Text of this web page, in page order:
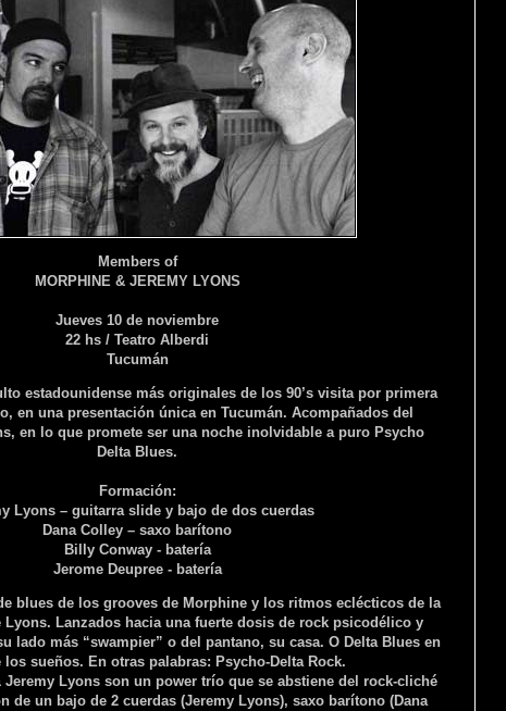
Members of
MORPHINE & JEREMY LYONS
Jueves 10 de noviembre
22 hs / Teatro Alberdi
Tucumán
estadounidense más originales de los 90’s visita por primera
en una presentación única en Tucumán. Acompañados del
en lo que promete ser una noche inolvidable a puro Psycho
Delta Blues.
Formación:
Lyons – guitarra slide y bajo de dos cuerdas
Dana Colley – saxo barítono
Billy Conway - batería
Jerome Deupree - batería
blues de los grooves de Morphine y los ritmos eclécticos de la
Lyons. Lanzados hacia una fuerte dosis de rock psicodélico y
lado más “swampier” o del pantano, su casa. O Delta Blues en
los sueños. En otras palabras: Psycho-Delta Rock.
Jeremy Lyons son un power trío que se abstiene del rock-cliché
de un bajo de 2 cuerdas (Jeremy Lyons), saxo barítono (Dana